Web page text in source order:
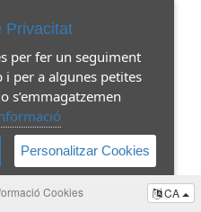
Cookies CA
Privacitat
per fer un seguiment
i per a algunes petites
s’emmagatzemen
Personalitzar Cookies